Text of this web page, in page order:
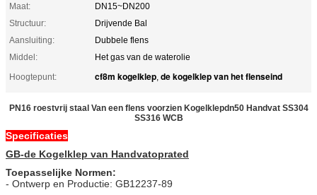
Maat:
DN15~DN200
Structuur:
Drijvende Bal
Aansluiting:
Dubbele flens
Middel:
Het gas van de waterolie
Hoogtepunt:
cf8m kogelklep, de kogelklep van het flenseind
PN16 roestvrij staal Van een flens voorzien Kogelklepdn50 Handvat SS304
SS316 WCB
Specificaties
GB-de Kogelklep van Handvatoprated
Toepasselijke Normen:
- Ontwerp en Productie: GB12237-89